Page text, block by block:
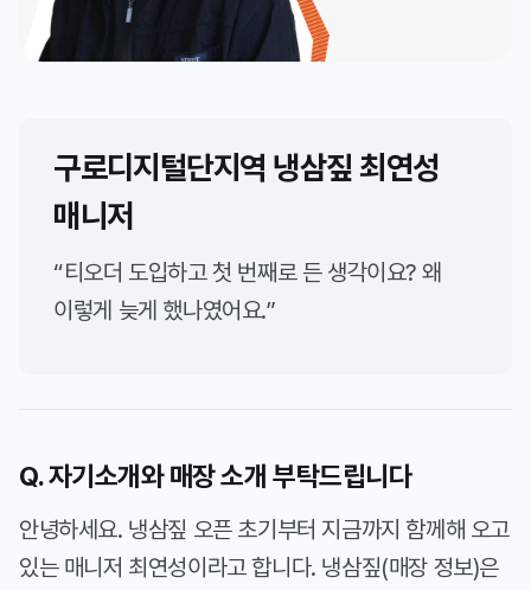
구로디지털단지역 냉삼짚 최연성
매니저
“티오더 도입하고 첫 번째로 든 생각이요? 왜
이렇게 늦게 했나였어요.”
Q. 자기소개와 매장 소개 부탁드립니다
안녕하세요. 냉삼짚 오픈 초기부터 지금까지 함께해 오고
있는 매니저 최연성이라고 합니다. 냉삼짚(매장 정보)은